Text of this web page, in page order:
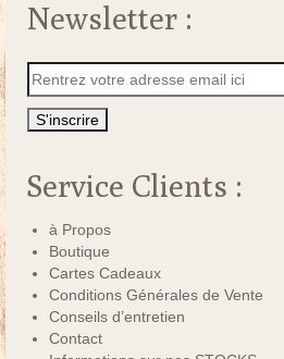
Newsletter :
Service Clients :
à Propos
Boutique
Cartes Cadeaux
Conditions Générales de Vente
Conseils d’entretien
Contact